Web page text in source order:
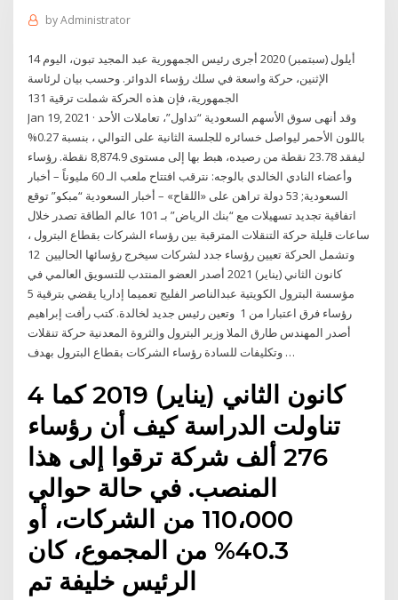
byAdministrator
14 أيلول (سبتمبر) 2020 أجرى رئيس الجمهورية عبد المجيد تبون، اليوم
الإثنين، حركة واسعة في سلك رؤساء الدوائر. وحسب بيان لرئاسة
Jan 19, 2021 · وقد أنهى سوق الأسهم السعودية “تداول”، تعاملات الأحد
باللون الأحمر ليواصل خسائره للجلسة الثانية على التوالي ، بنسبة 0.27%
ليفقد 23.78 نقطة من رصيده، هبط بها إلى مستوى 8,874.9 نقطة. رؤساء
وأعضاء النادي الخالدي بالوجه: نترقب افتتاح ملعب الـ 60 مليوناً – أخبار
السعودية; 53 دولة تراهن على «اللقاح» – أخبار السعودية “مبكو” توقع
اتفاقية تجديد تسهيلات مع “بنك الرياض” بـ 101 عالم الطاقة تصدر خلال
ساعات قليلة حركة التنقلات المترقبة بين رؤساء الشركات بقطاع البترول ،
وتشمل الحركة تعيين رؤساء جدد لشركات سيخرج رؤسائها الحاليين 12
كانون الثاني (يناير) 2021 أصدر العضو المنتدب للتسويق العالمي في
مؤسسة البترول الكويتية عبدالناصر الفليج تعميما إداريا يقضي بترقية 5
رؤساء فرق اعتبارا من 1 وتعين رئيس جديد لخالدة. كتب رأفت إبراهيم
أصدر المهندس طارق الملا وزير البترول والثروة المعدنية حركة تنقلات
وتكليفات للسادة رؤساء الشركات بقطاع البترول بهدف …
4 كانون الثاني (يناير) 2019 كما
تناولت الدراسة كيف أن رؤساء
276 ألف شركة ترقوا إلى هذا
المنصب. في حالة حوالي
110،000 من الشركات، أو
40.3% من المجموع، كان